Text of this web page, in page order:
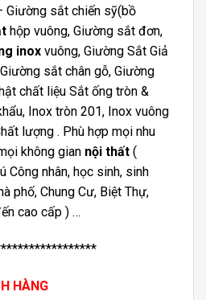
Giường sắt chiến sỹ(bồ
hộp vuông, Giường sắt đơn,
inox vuông, Giường Sắt Giả
sắt chân gỗ, Giường
chất liệu Sắt ống tròn &
Inox tròn 201, Inox vuông
lượng . Phù hợp mọi nhu
không gian nội thất (
Công nhân, học sinh, sinh
phố, Chung Cư, Biệt Thự,
cao cấp ) …
HÀNG